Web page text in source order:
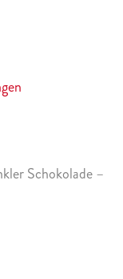
Schokolade –